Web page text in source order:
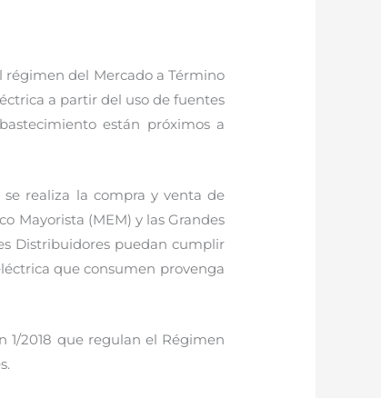
régimen del Mercado a Término
a partir del uso de fuentes
están próximos a
se realiza la compra y venta de
Mayorista (MEM) y las Grandes
Distribuidores puedan cumplir
que consumen provenga
1/2018 que regulan el Régimen